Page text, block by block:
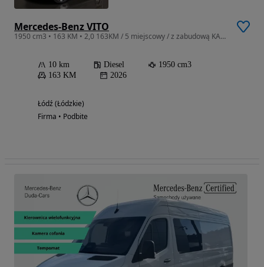
Mercedes-Benz VITO
1950 cm3 • 163 KM • 2,0 163KM / 5 miejscowy / z zabudową KARAWAN - FUNERALNĄ
10 km Diesel
1950 cm3
163 KM
2026
Łódź (Łódzkie)
Firma • Podbite